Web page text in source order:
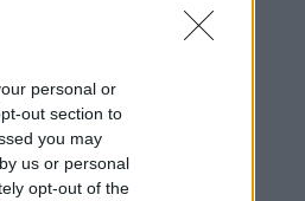
personal or
out section to
you may
us or personal
opt-out of the